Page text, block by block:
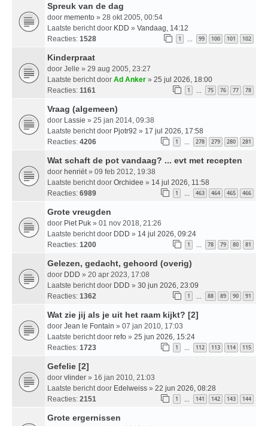
Spreuk van de dag
door memento » 28 okt 2005, 00:54
Laatste bericht door KDD » Vandaag, 14:12
Reacties: 1528 1 … 99 100 101 102
Kinderpraat
door Jelle » 29 aug 2005, 23:27
Laatste bericht door Ad Anker » 25 jul 2026, 18:00
Reacties: 1161 1 … 75 76 77 78
Vraag (algemeen)
door Lassie » 25 jan 2014, 09:38
Laatste bericht door Pjotr92 » 17 jul 2026, 17:58
Reacties: 4206 1 … 278 279 280 281
Wat schaft de pot vandaag? ... evt met recepten
door henriët » 09 feb 2012, 19:38
Laatste bericht door Orchidee » 14 jul 2026, 11:58
Reacties: 6989 1 … 463 464 465 466
Grote vreugden
door Piet Puk » 01 nov 2018, 21:26
Laatste bericht door DDD » 14 jul 2026, 09:24
Reacties: 1200 1 … 78 79 80 81
Gelezen, gedacht, gehoord (overig)
door DDD » 20 apr 2023, 17:08
Laatste bericht door DDD » 30 jun 2026, 23:09
Reacties: 1362 1 … 88 89 90 91
Wat zie jij als je uit het raam kijkt? [2]
door Jean le Fontain » 07 jan 2010, 17:03
Laatste bericht door refo » 25 jun 2026, 15:24
Reacties: 1723 1 … 112 113 114 115
Gefelie [2]
door vlinder » 16 jan 2010, 21:03
Laatste bericht door Edelweiss » 22 jun 2026, 08:28
Reacties: 2151 1 … 141 142 143 144
Grote ergernissen